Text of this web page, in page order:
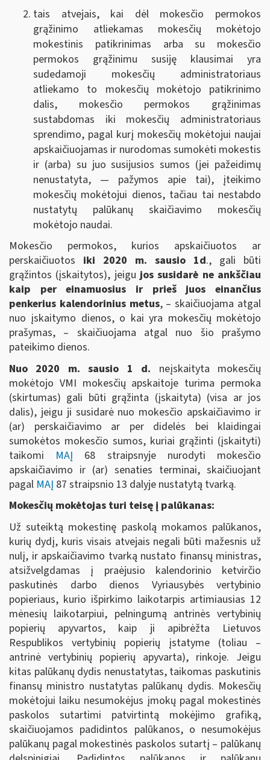
tais atvejais, kai dėl mokesčio permokos
grąžinimo atliekamas mokesčių mokėtojo
mokestinis patikrinimas arba su mokesčio
permokos grąžinimu susiję klausimai yra
sudedamoji mokesčių administratoriaus
atliekamo to mokesčių mokėtojo patikrinimo
dalis, mokesčio permokos grąžinimas
sustabdomas iki mokesčių administratoriaus
sprendimo, pagal kurį mokesčių mokėtojui naujai
apskaičiuojamas ir nurodomas sumokėti mokestis
ir (arba) su juo susijusios sumos (jei pažeidimų
nenustatyta, — pažymos apie tai), įteikimo
mokesčių mokėtojui dienos, tačiau tai nestabdo
nustatytų palūkanų skaičiavimo mokesčių
mokėtojo naudai.
Mokesčio permokos, kurios apskaičiuotos ar
perskaičiuotos iki 2020 m. sausio 1d., gali būti
grąžintos (įskaitytos), jeigujos susidarė ne ankščiau
kaip per einamuosius ir prieš juos einančius
penkerius kalendorinius metus, – skaičiuojama atgal
nuo įskaitymo dienos, o kai yra mokesčių mokėtojo
prašymas, – skaičiuojama atgal nuo šio prašymo
pateikimo dienos.
Nuo 2020 m. sausio 1 d. neįskaityta mokesčių
mokėtojo VMI mokesčių apskaitoje turima permoka
(skirtumas) gali būti grąžinta (įskaityta) (visa ar jos
dalis), jeigu ji susidarė nuo mokesčio apskaičiavimo ir
(ar) perskaičiavimo ar per didelės bei klaidingai
sumokėtos mokesčio sumos, kuriai grąžinti (įskaityti)
taikomi MAĮ 68 straipsnyje nurodyti mokesčio
apskaičiavimo ir (ar) senaties terminai, skaičiuojant
pagal MAĮ 87 straipsnio 13 dalyje nustatytą tvarką.
Mokesčių mokėtojas turi teisę į palūkanas:
Už suteiktą mokestinę paskolą mokamos palūkanos,
kurių dydį, kuris visais atvejais negali būti mažesnis už
nulį, ir apskaičiavimo tvarką nustato finansų ministras,
atsižvelgdamas į praėjusio kalendorinio ketvirčio
paskutinės darbo dienos Vyriausybės vertybinio
popieriaus, kurio išpirkimo laikotarpis artimiausias 12
mėnesių laikotarpiui, pelningumą antrinės vertybinių
popierių apyvartos, kaip ji apibrėžta Lietuvos
Respublikos vertybinių popierių įstatyme (toliau –
antrinė vertybinių popierių apyvarta), rinkoje. Jeigu
kitas palūkanų dydis nenustatytas, taikomas paskutinis
finansų ministro nustatytas palūkanų dydis. Mokesčių
mokėtojui laiku nesumokėjus įmokų pagal mokestinės
paskolos sutartimi patvirtintą mokėjimo grafiką,
skaičiuojamos padidintos palūkanos, o nesumokėjus
palūkanų pagal mokestinės paskolos sutartį – palūkanų